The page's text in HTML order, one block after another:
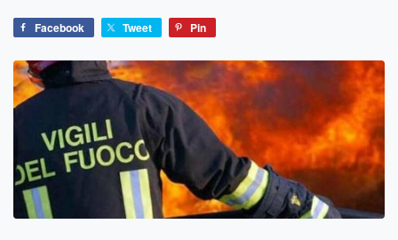
Facebook Tweet Pin